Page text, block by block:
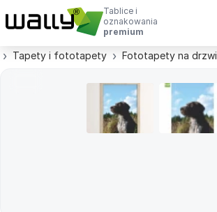
Tablice i
oznakowania
premium
Tapety i fototapety Fototapety na drzwi